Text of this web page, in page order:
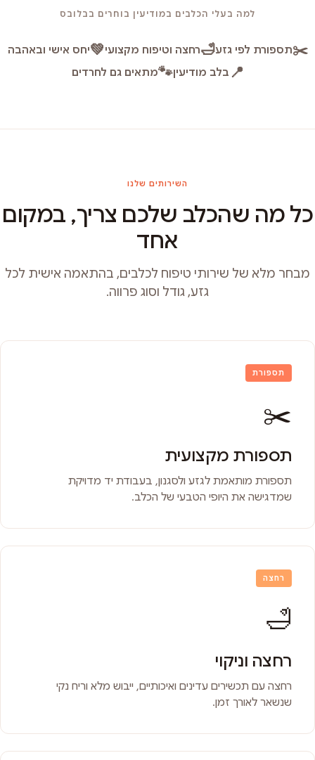
למה בעלי הכלבים במודיעין בוחרים בבלובס
✂️תספורת לפי גזע🛁רחצה וטיפוח מקצועי💚יחס אישי ובאהבה
📍 בלב מודיעין🐾מתאים גם לחרדים
השירותים שלנו
כל מה שהכלב שלכם צריך, במקום
אחד
מבחר מלא של שירותי טיפוח לכלבים, בהתאמה אישית לכל
גזע, גודל וסוג פרווה.
תספורת
✂️
תספורת מקצועית
תספורת מותאמת לגזע ולסגנון, בעבודת יד מדויקת
שמדגישה את היופי הטבעי של הכלב.
רחצה
🛁
רחצה וניקוי
רחצה עם תכשירים עדינים ואיכותיים, ייבוש מלא וריח נקי
שנשאר לאורך זמן.